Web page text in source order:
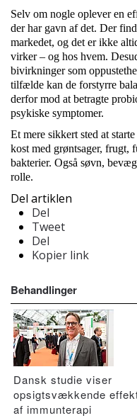
Selv om nogle oplever en
der har gavn af det. Der
markedet, og det er ikke
virker – og hos hvem.
bivirkninger som
tilfælde kan de forstyrre
derfor mod at betragte
psykiske symptomer.
Et mere sikkert sted at
kost med grøntsager, frugt,
bakterier. Også søvn,
rolle.
Del artiklen
Del
Tweet
Del
Kopier link
Behandlinger
Dansk studie viser
opsigtsvækkende
af immunterapi